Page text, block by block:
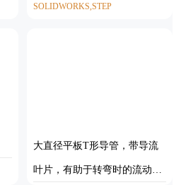
SOLIDWORKS,STEP
大直径平板T形导管，带导流
叶片，有助于转弯时的流动。